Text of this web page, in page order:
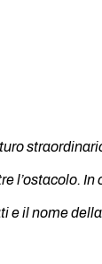
l’ostacolo.
il nome